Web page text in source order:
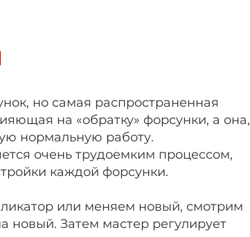
но самая распространенная
на «обратку» форсунки, а она,
нормальную работу.
очень трудоемким процессом,
каждой форсунки.
или меняем новый, смотрим
новый. Затем мастер регулирует